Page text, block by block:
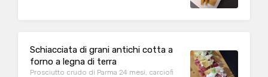
Schiacciata di grani antichi cotta a
forno a legna di terra
Prosciutto crudo di Parma 24 mesi, carciofi